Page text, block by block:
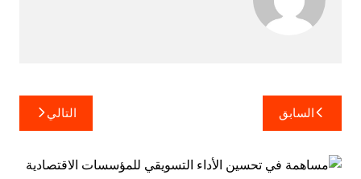
تصفّح
المقالات
السابق التالي